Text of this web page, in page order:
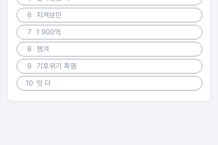
6
지켜보던
7
1 900억
8
챙겨
9
기후위기 폭염
10 잇 다